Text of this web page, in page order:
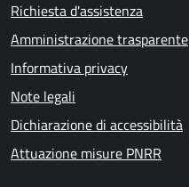
Richiesta d'assistenza
Amministrazione trasparente
Informativa privacy
Note legali
Dichiarazione di accessibilità
Attuazione misure PNRR